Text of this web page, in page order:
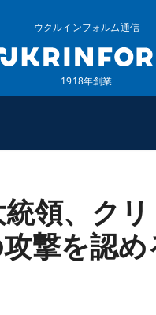
ウクルインフォルム通信
1918年創業
につい
追加
特集
イン
領、ク
撃を認め